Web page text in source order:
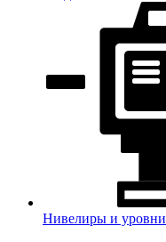
Нивелиры и уровни